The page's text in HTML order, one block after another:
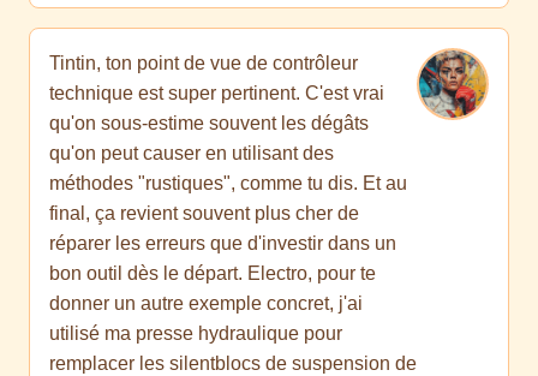
Tintin, ton point de vue de contrôleur
technique est super pertinent. C'est vrai
qu'on sous-estime souvent les dégâts
qu'on peut causer en utilisant des
méthodes "rustiques", comme tu dis. Et au
final, ça revient souvent plus cher de
réparer les erreurs que d'investir dans un
bon outil dès le départ. Electro, pour te
donner un autre exemple concret, j'ai
utilisé ma presse hydraulique pour
remplacer les silentblocs de suspension de